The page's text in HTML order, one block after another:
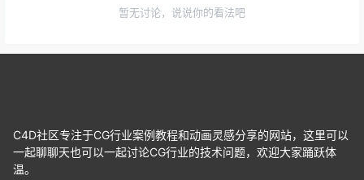
暂无讨论，说说你的看法吧
C4D社区专注于CG行业案例教程和动画灵感分享的网站，这里可以
一起聊聊天也可以一起讨论CG行业的技术问题，欢迎大家踊跃体
温。